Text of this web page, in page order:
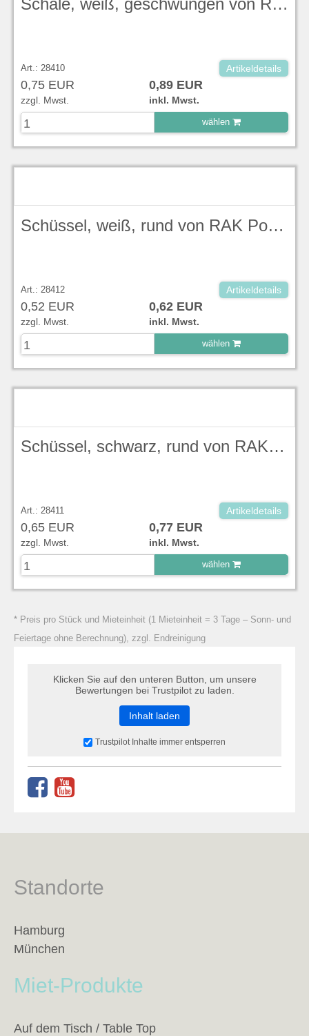
Schale, weiß, geschwungen von RAK Porcelain, Länge 25 cm, Höhe 4,5 cm, Tiefe 21 cm, 750 ml
Art.: 28410 Artikeldetails
0,75 EUR 0,89 EUR
zzgl. Mwst. inkl. Mwst.
wählen
zu Warenkorb hinzugefügt.
Schüssel, weiß, rund von RAK Porcelain, Ø 16 cm, Höhe 6,5 cm, 580 ml
Art.: 28412 Artikeldetails
0,52 EUR 0,62 EUR
zzgl. Mwst. inkl. Mwst.
wählen
zu Warenkorb hinzugefügt.
Schüssel, schwarz, rund von RAK Porcelain / Serie Karbon, Ø 16 cm, Höhe 6,5 cm, 580 ml
Art.: 28411 Artikeldetails
0,65 EUR 0,77 EUR
zzgl. Mwst. inkl. Mwst.
wählen
* Preis pro Stück und Mieteinheit (1 Mieteinheit = 3 Tage – Sonn- und
Feiertage ohne Berechnung), zzgl. Endreinigung
Klicken Sie auf den unteren Button, um unsere
Bewertungen bei Trustpilot zu laden.
Inhalt laden
Trustpilot Inhalte immer entsperren
Standorte
Hamburg
München
Miet-Produkte
Auf dem Tisch / Table Top